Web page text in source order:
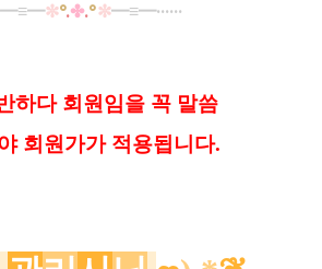
━≡━✼°.✤.°✼━≡━······
하다 회원임을 꼭 말씀
회원가가 적용됩니다.